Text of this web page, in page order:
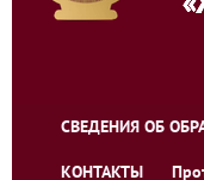
СВЕДЕНИЯ ОБ
КОНТАКТЫ